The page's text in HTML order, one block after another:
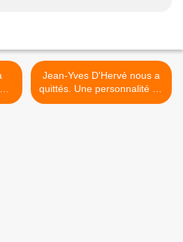
Jean-Yves D'Hervé nous a
quittés. Une personnalité de
Penhars >